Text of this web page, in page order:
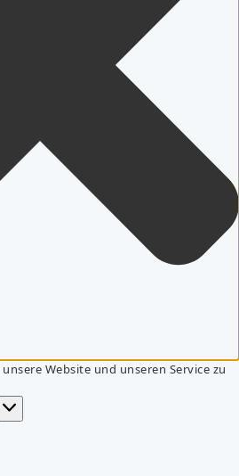
Website und unseren Service zu